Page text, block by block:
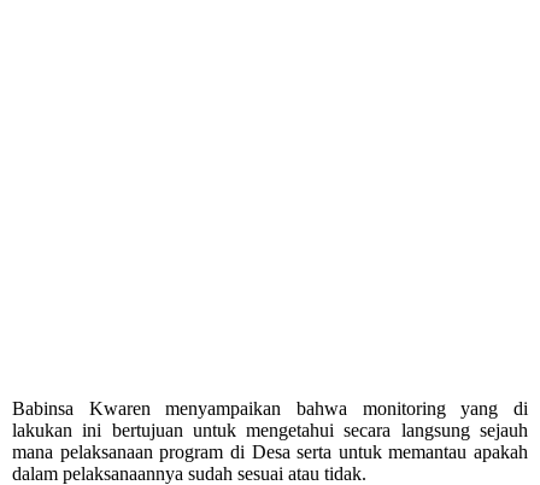
Babinsa Kwaren menyampaikan bahwa monitoring yang di
lakukan ini bertujuan untuk mengetahui secara langsung sejauh
mana pelaksanaan program di Desa serta untuk memantau apakah
dalam pelaksanaannya sudah sesuai atau tidak.